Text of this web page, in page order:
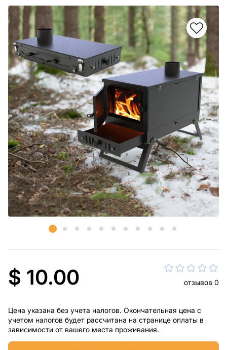
$ 10.00 отзывов 0
Цена указана без учета налогов. Окончательная цена с
учетом налогов будет рассчитана на странице оплаты в
зависимости от вашего места проживания.